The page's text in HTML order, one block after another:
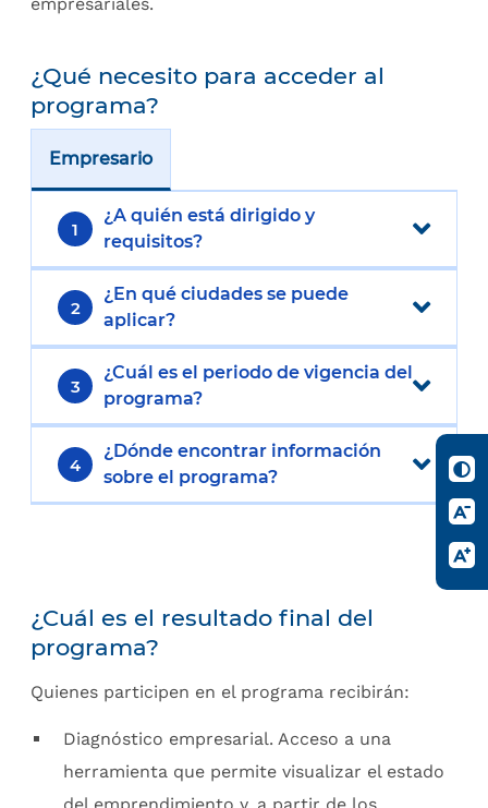
¿Qué necesito para acceder al
programa?
Empresario
1
¿A quién está dirigido y
requisitos?
2
¿En qué ciudades se puede
aplicar?
3
¿Cuál es el periodo de vigencia del
programa?
4
¿Dónde encontrar información
sobre el programa?
¿Cuál es el resultado final del
programa?
Quienes participen en el programa recibirán:
Diagnóstico empresarial. Acceso a una
herramienta que permite visualizar el estado